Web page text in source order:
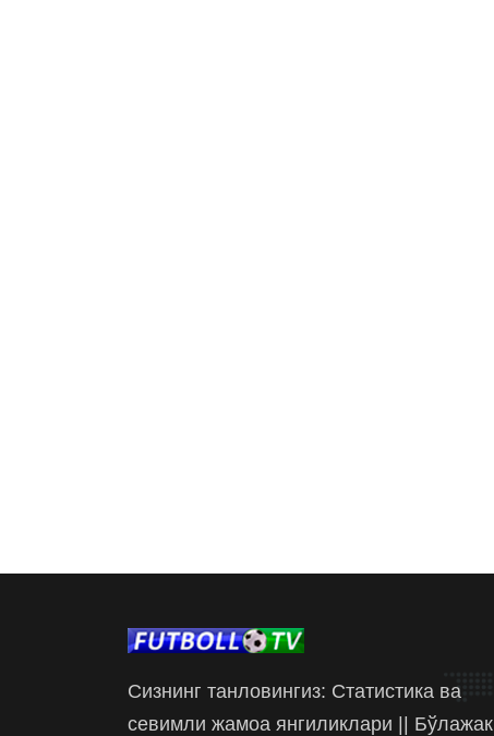
Сизнинг танловингиз: Статистика ва
севимли жамоа янгиликлари || Бўлажак